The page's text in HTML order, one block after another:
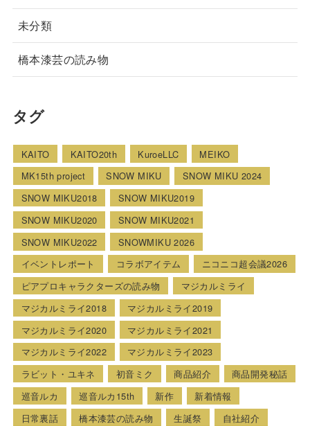
未分類
橋本漆芸の読み物
タグ
KAITO KAITO20th KuroeLLC
MEIKO
MK15th project
SNOW MIKU
SNOW MIKU 2024
SNOW MIKU2018
SNOW MIKU2019
SNOW MIKU2020
SNOW MIKU2021
SNOW MIKU2022
SNOWMIKU 2026
イベントレポート
コラボアイテム
ニコニコ超会議2026
ピアプロキャラクターズの読み物
マジカルミライ
マジカルミライ2018
マジカルミライ2019
マジカルミライ2020
マジカルミライ2021
マジカルミライ2022
マジカルミライ2023
ラビット・ユキネ
初音ミク 商品紹介
商品開発秘話
巡音ルカ
巡音ルカ15th 新作
新着情報
日常裏話
橋本漆芸の読み物 生誕祭
自社紹介